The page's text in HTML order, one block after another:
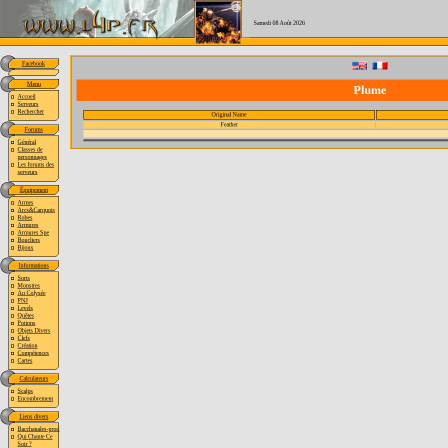
Samedi 08 Août 2026
Facebook
Menu
Accueil
Serveurs
Rechercher
Forums
Général
Classes de
personnages
Les forums des
serveurs
Équipement
Armes
Arcs&Carquois
Robes
Armures
Armures Spe
Boucliers
Bijoux
Informations
Sorts
Monstres
Au Colysée
PNJ
Levels
Quêtes
Potions
Objets Divers
Clefs
Création
Compétences
Cartes
Calculateurs
Scalps
Encombrement
Liens divers
Bacchanales-prod
Qui Chante Ce
Soir ?
Plume
Original Name
Feather